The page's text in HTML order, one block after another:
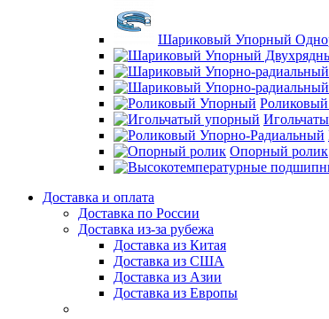
Шариковый Упорный
Опорный ролик
Доставка и оплата
Доставка по России
Доставка из-за рубежа
Доставка из Китая
Доставка из США
Доставка из Азии
Доставка из Европы